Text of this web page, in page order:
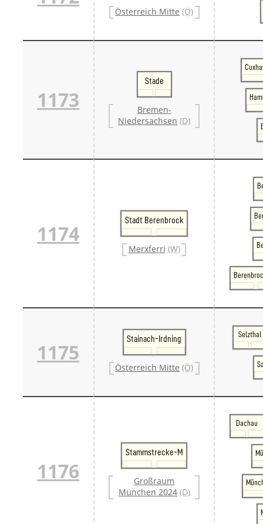
Österreich Mitte (Ö)
1173
Stade
Bremen-
Niedersachsen (D)
1174
Stadt Berenbrock
Merxferri (W)
1175
Stainach-Irdning
Österreich Mitte (Ö)
Selzthal
1176
Stammstrecke-M
Großraum
München 2024 (D)
Dachau